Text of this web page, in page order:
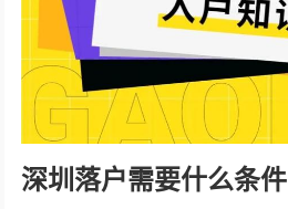
深圳落户需要什么条件